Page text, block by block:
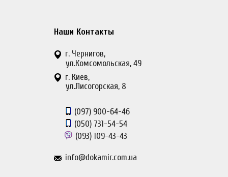
Наши Контакты
г. Чернигов,
ул.Комсомольская, 49
г. Киев,
ул.Лисогорская, 8
(097) 900-64-46
(050) 731-54-54
(093) 109-43-43
info@dokamir.com.ua